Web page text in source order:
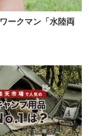
ークマン「水陸両